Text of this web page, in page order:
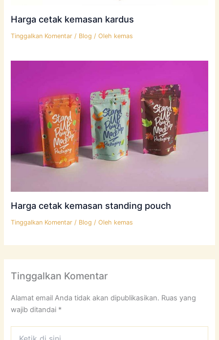
Harga cetak kemasan kardus
Tinggalkan Komentar / Blog / Oleh kemas
Harga cetak kemasan standing pouch
Tinggalkan Komentar / Blog / Oleh kemas
Tinggalkan Komentar
Alamat email Anda tidak akan dipublikasikan. Ruas yang
wajib ditandai *